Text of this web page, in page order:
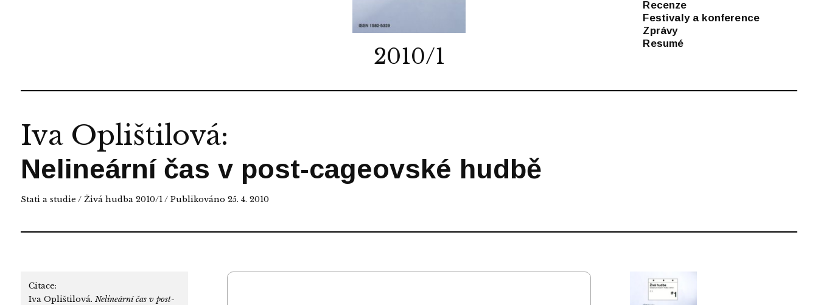
2010/1
Recenze
Festivaly a konference
Zprávy
Resumé
Iva Oplištilová:
Nelineární čas v post-cageovské hudbě
Stati a studie / Živá hudba 2010/1/ Publikováno 25. 4. 2010
Citace:
Iva Oplištilová. Nelineární čas v post-